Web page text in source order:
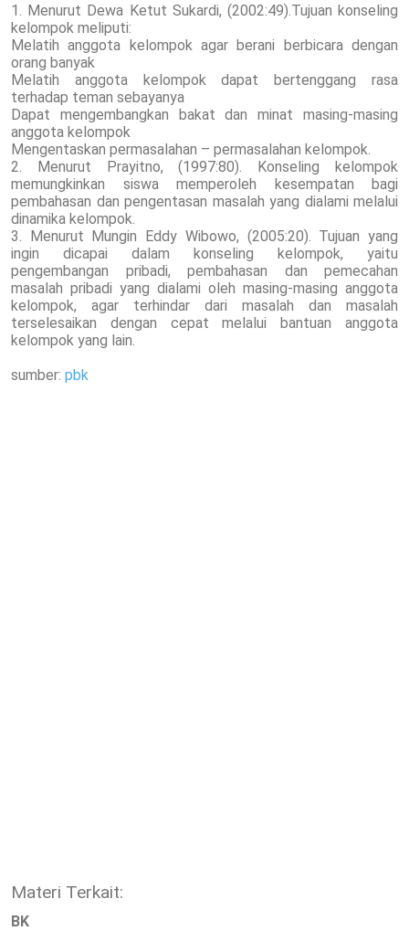
1. Menurut Dewa Ketut Sukardi, (2002:49).Tujuan konseling
kelompok meliputi:
Melatih anggota kelompok agar berani berbicara dengan
orang banyak
Melatih anggota kelompok dapat bertenggang rasa
terhadap teman sebayanya
Dapat mengembangkan bakat dan minat masing-masing
anggota kelompok
Mengentaskan permasalahan – permasalahan kelompok.
2. Menurut Prayitno, (1997:80). Konseling kelompok
memungkinkan siswa memperoleh kesempatan bagi
pembahasan dan pengentasan masalah yang dialami melalui
dinamika kelompok.
3. Menurut Mungin Eddy Wibowo, (2005:20). Tujuan yang
ingin dicapai dalam konseling kelompok, yaitu
pengembangan pribadi, pembahasan dan pemecahan
masalah pribadi yang dialami oleh masing-masing anggota
kelompok, agar terhindar dari masalah dan masalah
terselesaikan dengan cepat melalui bantuan anggota
kelompok yang lain.
sumber: pbk
Materi Terkait:
BK